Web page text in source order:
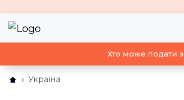
Хто може подати
Україна